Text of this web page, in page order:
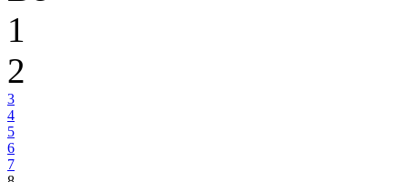
1
2
3
4
5
6
7